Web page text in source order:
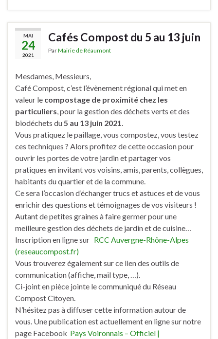
MAI
24
2021
Cafés Compost du 5 au 13 juin
ParMairie de Réaumont
Mesdames, Messieurs,
Café Compost, c’est l’évènement régional qui met en
valeur le compostage de proximité chez les
particuliers , pour la gestion des déchets verts et des
biodéchets du 5 au 13 juin 2021
Vous pratiquez le paillage, vous compostez, vous testez
ces techniques ? Alors profitez de cette occasion pour
ouvrir les portes de votre jardin et partager vos
pratiques en invitant vos voisins, amis, parents, collègues,
habitants du quartier et de la commune.
Ce sera l’occasion d’échanger trucs et astuces et de vous
enrichir des questions et témoignages de vos visiteurs !
Autant de petites graines à faire germer pour une
meilleure gestion des déchets de jardin et de cuisine…
Inscription en ligne sur RCC Auvergne-Rhône-Alpes
(reseaucompost.fr)
Vous trouverez également sur ce lien des outils de
communication (affiche, mail type, …).
Ci-joint en pièce jointe le communiqué du Réseau
Compost Citoyen.
N’hésitez pas à diffuser cette information autour de
vous. Une publication est actuellement en ligne sur notre
page Facebook Pays Voironnais – Officiel |